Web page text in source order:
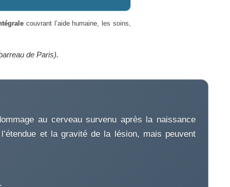
couvrant l’aide humaine, les soins,
de Paris).
au cerveau survenu après la naissance
et la gravité de la lésion, mais peuvent